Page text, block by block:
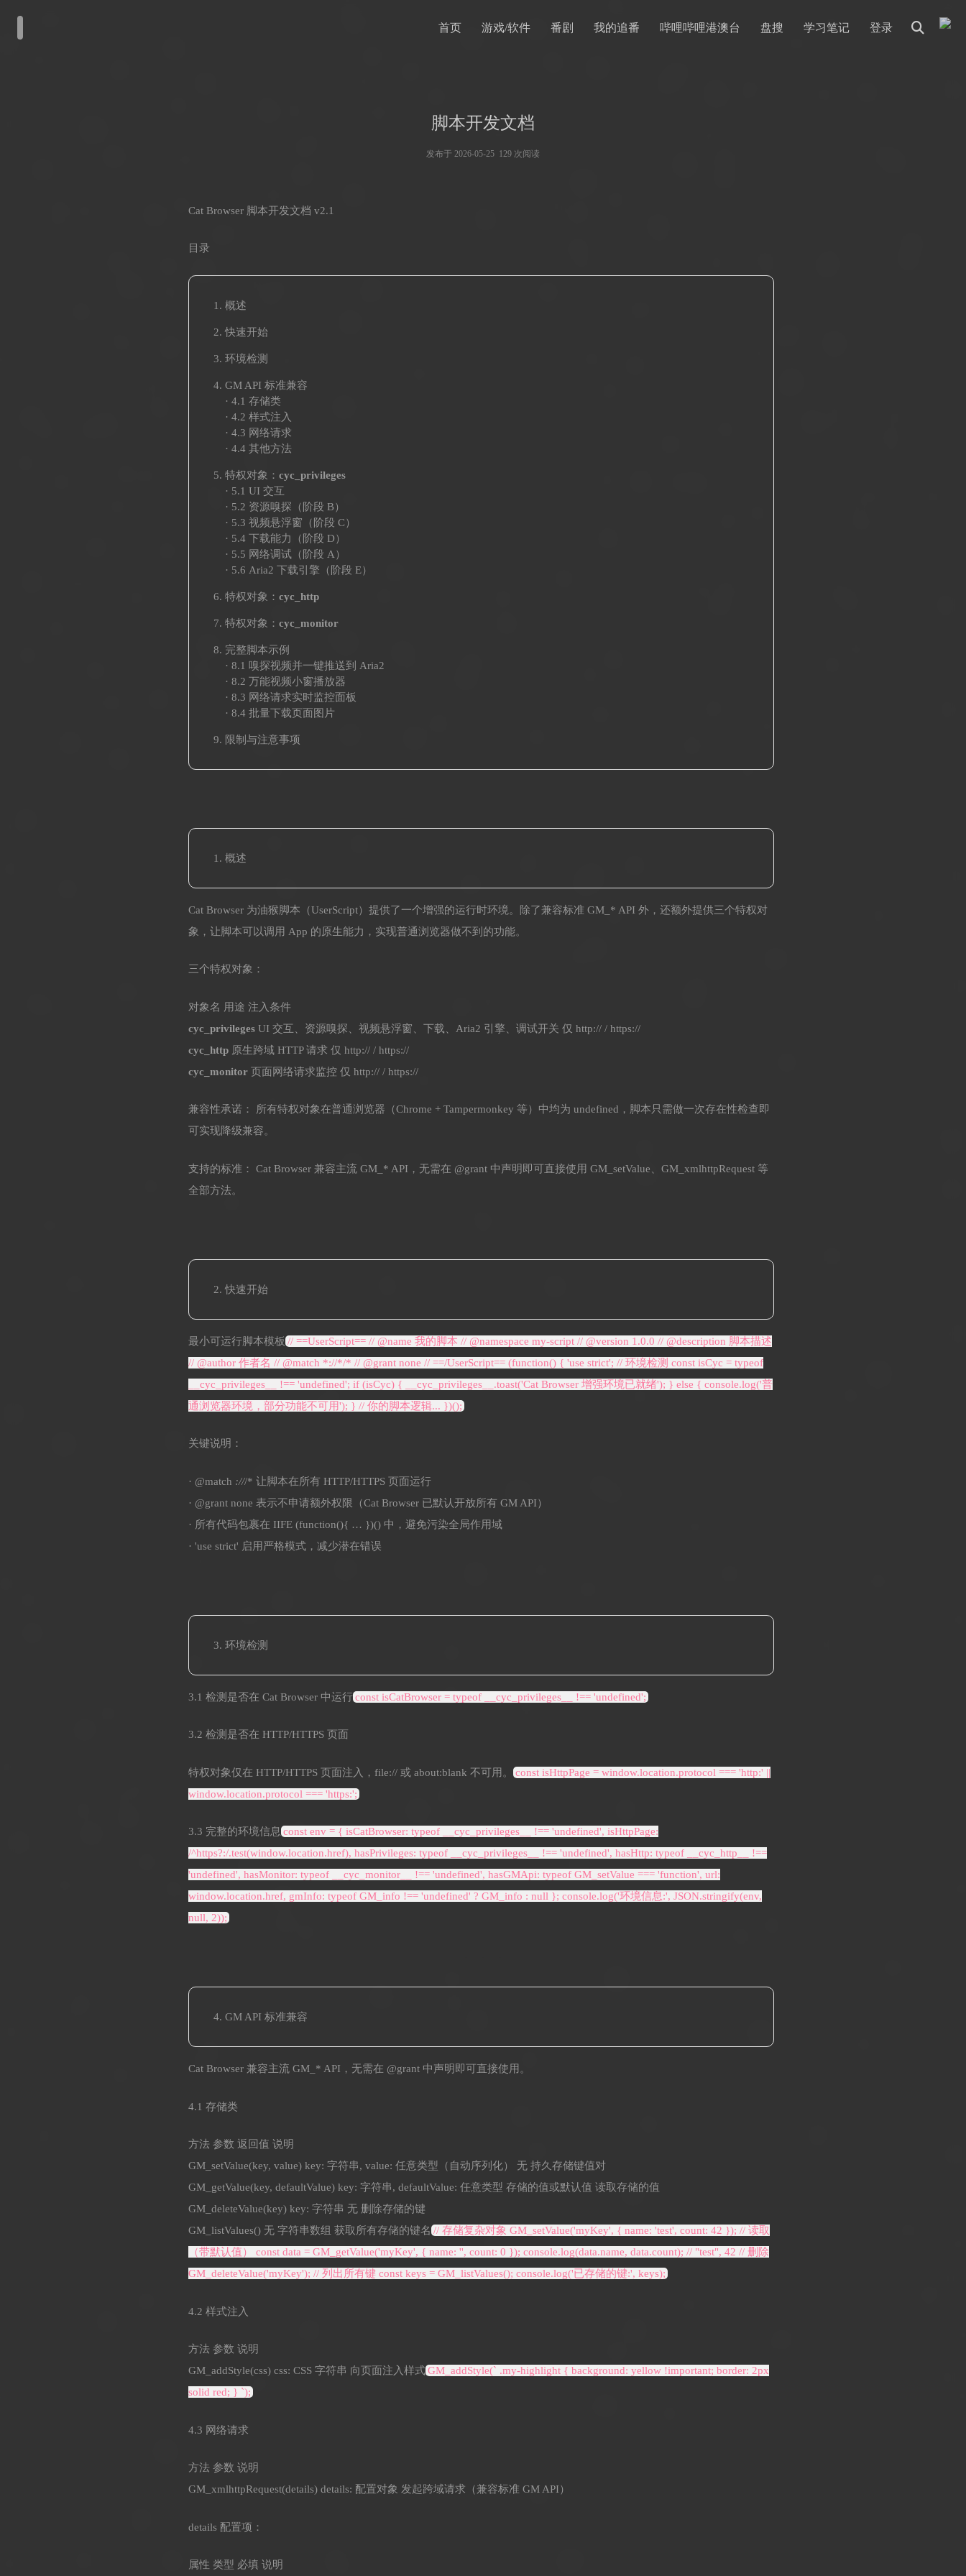
首页 游戏/软件 番剧 我的追番 哔哩哔哩港澳台 盘搜 学习笔记 登录
脚本开发文档
发布于 2026-05-25 129 次阅读
Cat Browser 脚本开发文档 v2.1
目录
概述
快速开始
环境检测
GM API 标准兼容
· 4.1 存储类
· 4.2 样式注入
· 4.3 网络请求
· 4.4 其他方法
特权对象： cyc_privileges
· 5.1 UI 交互
· 5.2 资源嗅探（阶段 B）
· 5.3 视频悬浮窗（阶段 C）
· 5.4 下载能力（阶段 D）
· 5.5 网络调试（阶段 A）
· 5.6 Aria2 下载引擎（阶段 E）
特权对象： cyc_http
特权对象： cyc_monitor
完整脚本示例
· 8.1 嗅探视频并一键推送到 Aria2
· 8.2 万能视频小窗播放器
· 8.3 网络请求实时监控面板
· 8.4 批量下载页面图片
限制与注意事项
概述
Cat Browser 为油猴脚本（UserScript）提供了一个增强的运行时环境。除了兼容标准 GM_* API 外，还额外提供三个特权对
象，让脚本可以调用 App 的原生能力，实现普通浏览器做不到的功能。
三个特权对象：
对象名 用途 注入条件
cyc_privileges UI 交互、资源嗅探、视频悬浮窗、下载、Aria2 引擎、调试开关 仅 http:// / https://
cyc_http 原生跨域 HTTP 请求 仅 http:// / https://
cyc_monitor 页面网络请求监控 仅 http:// / https://
兼容性承诺： 所有特权对象在普通浏览器（Chrome + Tampermonkey 等）中均为 undefined，脚本只需做一次存在性检查即
可实现降级兼容。
支持的标准： Cat Browser 兼容主流 GM_* API，无需在 @grant 中声明即可直接使用 GM_setValue、GM_xmlhttpRequest 等
全部方法。
快速开始
最小可运行脚本模板 // ==UserScript== // @name 我的脚本 // @namespace my-script // @version 1.0.0 // @description 脚本描述
// @author 作者名 // @match *://*/* // @grant none // ==/UserScript== (function() { 'use strict'; // 环境检测 const isCyc = typeof
__cyc_privileges__ !== 'undefined'; if (isCyc) { __cyc_privileges__.toast('Cat Browser 增强环境已就绪'); } else { console.log('普
通浏览器环境，部分功能不可用'); } // 你的脚本逻辑... })();
关键说明：
· @match :///* 让脚本在所有 HTTP/HTTPS 页面运行
· @grant none 表示不申请额外权限（Cat Browser 已默认开放所有 GM API）
· 所有代码包裹在 IIFE (function(){ … })() 中，避免污染全局作用域
· 'use strict' 启用严格模式，减少潜在错误
环境检测
3.1 检测是否在 Cat Browser 中运行const isCatBrowser = typeof __cyc_privileges__ !== 'undefined';
3.2 检测是否在 HTTP/HTTPS 页面
特权对象仅在 HTTP/HTTPS 页面注入，file:// 或 about:blank 不可用。
const isHttpPage = window.location.protocol === 'http:' ||
window.location.protocol === 'https:';
3.3 完整的环境信息 const env = { isCatBrowser: typeof __cyc_privileges__ !== 'undefined', isHttpPage:
/^https?:/.test(window.location.href), hasPrivileges: typeof __cyc_privileges__ !== 'undefined', hasHttp: typeof __cyc_http__ !==
'undefined', hasMonitor: typeof __cyc_monitor__ !== 'undefined', hasGMApi: typeof GM_setValue === 'function', url:
window.location.href, gmInfo: typeof GM_info !== 'undefined' ? GM_info : null }; console.log('环境信息:', JSON.stringify(env,
null, 2));
GM API 标准兼容
Cat Browser 兼容主流 GM_* API，无需在 @grant 中声明即可直接使用。
4.1 存储类
方法 参数 返回值 说明
GM_setValue(key, value) key: 字符串, value: 任意类型（自动序列化） 无 持久存储键值对
GM_getValue(key, defaultValue) key: 字符串, defaultValue: 任意类型 存储的值或默认值 读取存储的值
GM_deleteValue(key) key: 字符串 无 删除存储的键
GM_listValues() 无 字符串数组 获取所有存储的键名 // 存储复杂对象 GM_setValue('myKey', { name: 'test', count: 42 }); // 读取
（带默认值） const data = GM_getValue('myKey', { name: '', count: 0 }); console.log(data.name, data.count); // "test", 42 // 删除
GM_deleteValue('myKey'); // 列出所有键 const keys = GM_listValues(); console.log('已存储的键:', keys);
4.2 样式注入
方法 参数 说明
GM_addStyle(css) css: CSS 字符串 向页面注入样式 GM_addStyle(` .my-highlight { background: yellow !important; border: 2px
solid red; } `);
4.3 网络请求
方法 参数 说明
GM_xmlhttpRequest(details) details: 配置对象 发起跨域请求（兼容标准 GM API）
details 配置项：
属性 类型 必填 说明